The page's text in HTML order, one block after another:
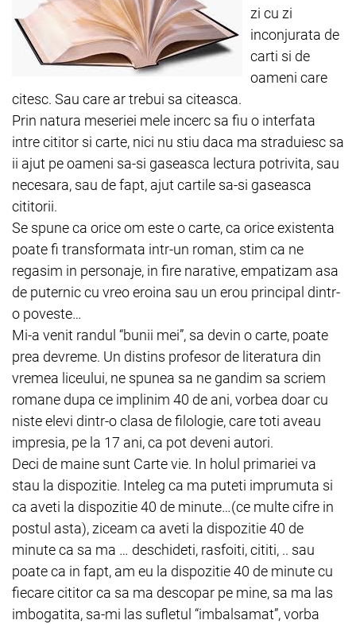
zi cu zi
inconjurata de
carti si de
oameni care
citesc. Sau care ar trebui sa citeasca.
Prin natura meseriei mele incerc sa fiu o interfata
intre cititor si carte, nici nu stiu daca ma straduiesc sa
ii ajut pe oameni sa-si gaseasca lectura potrivita, sau
necesara, sau de fapt, ajut cartile sa-si gaseasca
cititorii.
Se spune ca orice om este o carte, ca orice existenta
poate fi transformata intr-un roman, stim ca ne
regasim in personaje, in fire narative, empatizam asa
de puternic cu vreo eroina sau un erou principal dintr-
o poveste…
Mi-a venit randul “bunii mei”, sa devin o carte, poate
prea devreme. Un distins profesor de literatura din
vremea liceului, ne spunea sa ne gandim sa scriem
romane dupa ce implinim 40 de ani, vorbea doar cu
niste elevi dintr-o clasa de filologie, care toti aveau
impresia, pe la 17 ani, ca pot deveni autori.
Deci de maine sunt Carte vie. In holul primariei va
stau la dispozitie. Inteleg ca ma puteti imprumuta si
ca aveti la dispozitie 40 de minute…(ce multe cifre in
postul asta), ziceam ca aveti la dispozitie 40 de
minute ca sa ma … deschideti, rasfoiti, cititi, .. sau
poate ca in fapt, am eu la dispozitie 40 de minute cu
fiecare cititor ca sa ma descopar pe mine, sa ma las
imbogatita, sa-mi las sufletul “imbalsamat”, vorba